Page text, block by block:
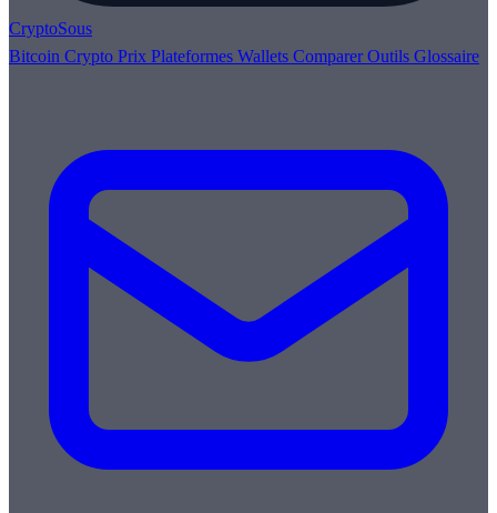
CryptoSous
Bitcoin Crypto Prix Plateformes Wallets ComparerOutils Glossaire